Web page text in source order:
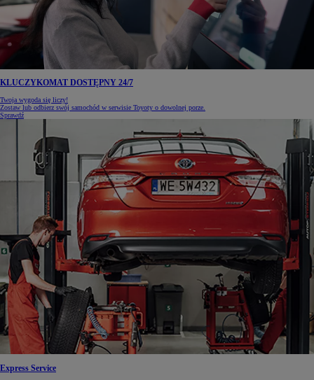
KLUCZYKOMAT DOSTĘPNY 24/7
Twoja wygoda się liczy!
Zostaw lub odbierz swój samochód w serwisie Toyoty o dowolnej porze.
Sprawdź
Express Service